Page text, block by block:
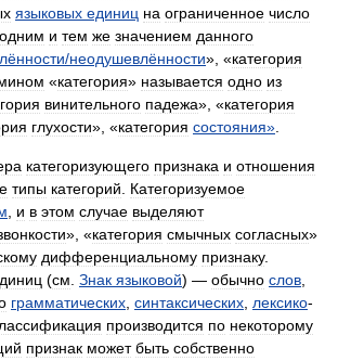
языковых единиц на ограниченное число
одним и тем же значением данного
/​неодушевлённости», «категория
«категория» называется одно из
винительного падежа», «категория
глухости», «категория состояния»
категоризующего признака и отношения
типы категорий
Категоризуемое
и в этом случае выделяют
», «категория смычных согласных»
дифференциальному признаку.
(см Знак языковой) — обычно слов
грамматических синтаксических лексико-
производится по некоторому
признак может быть собственно